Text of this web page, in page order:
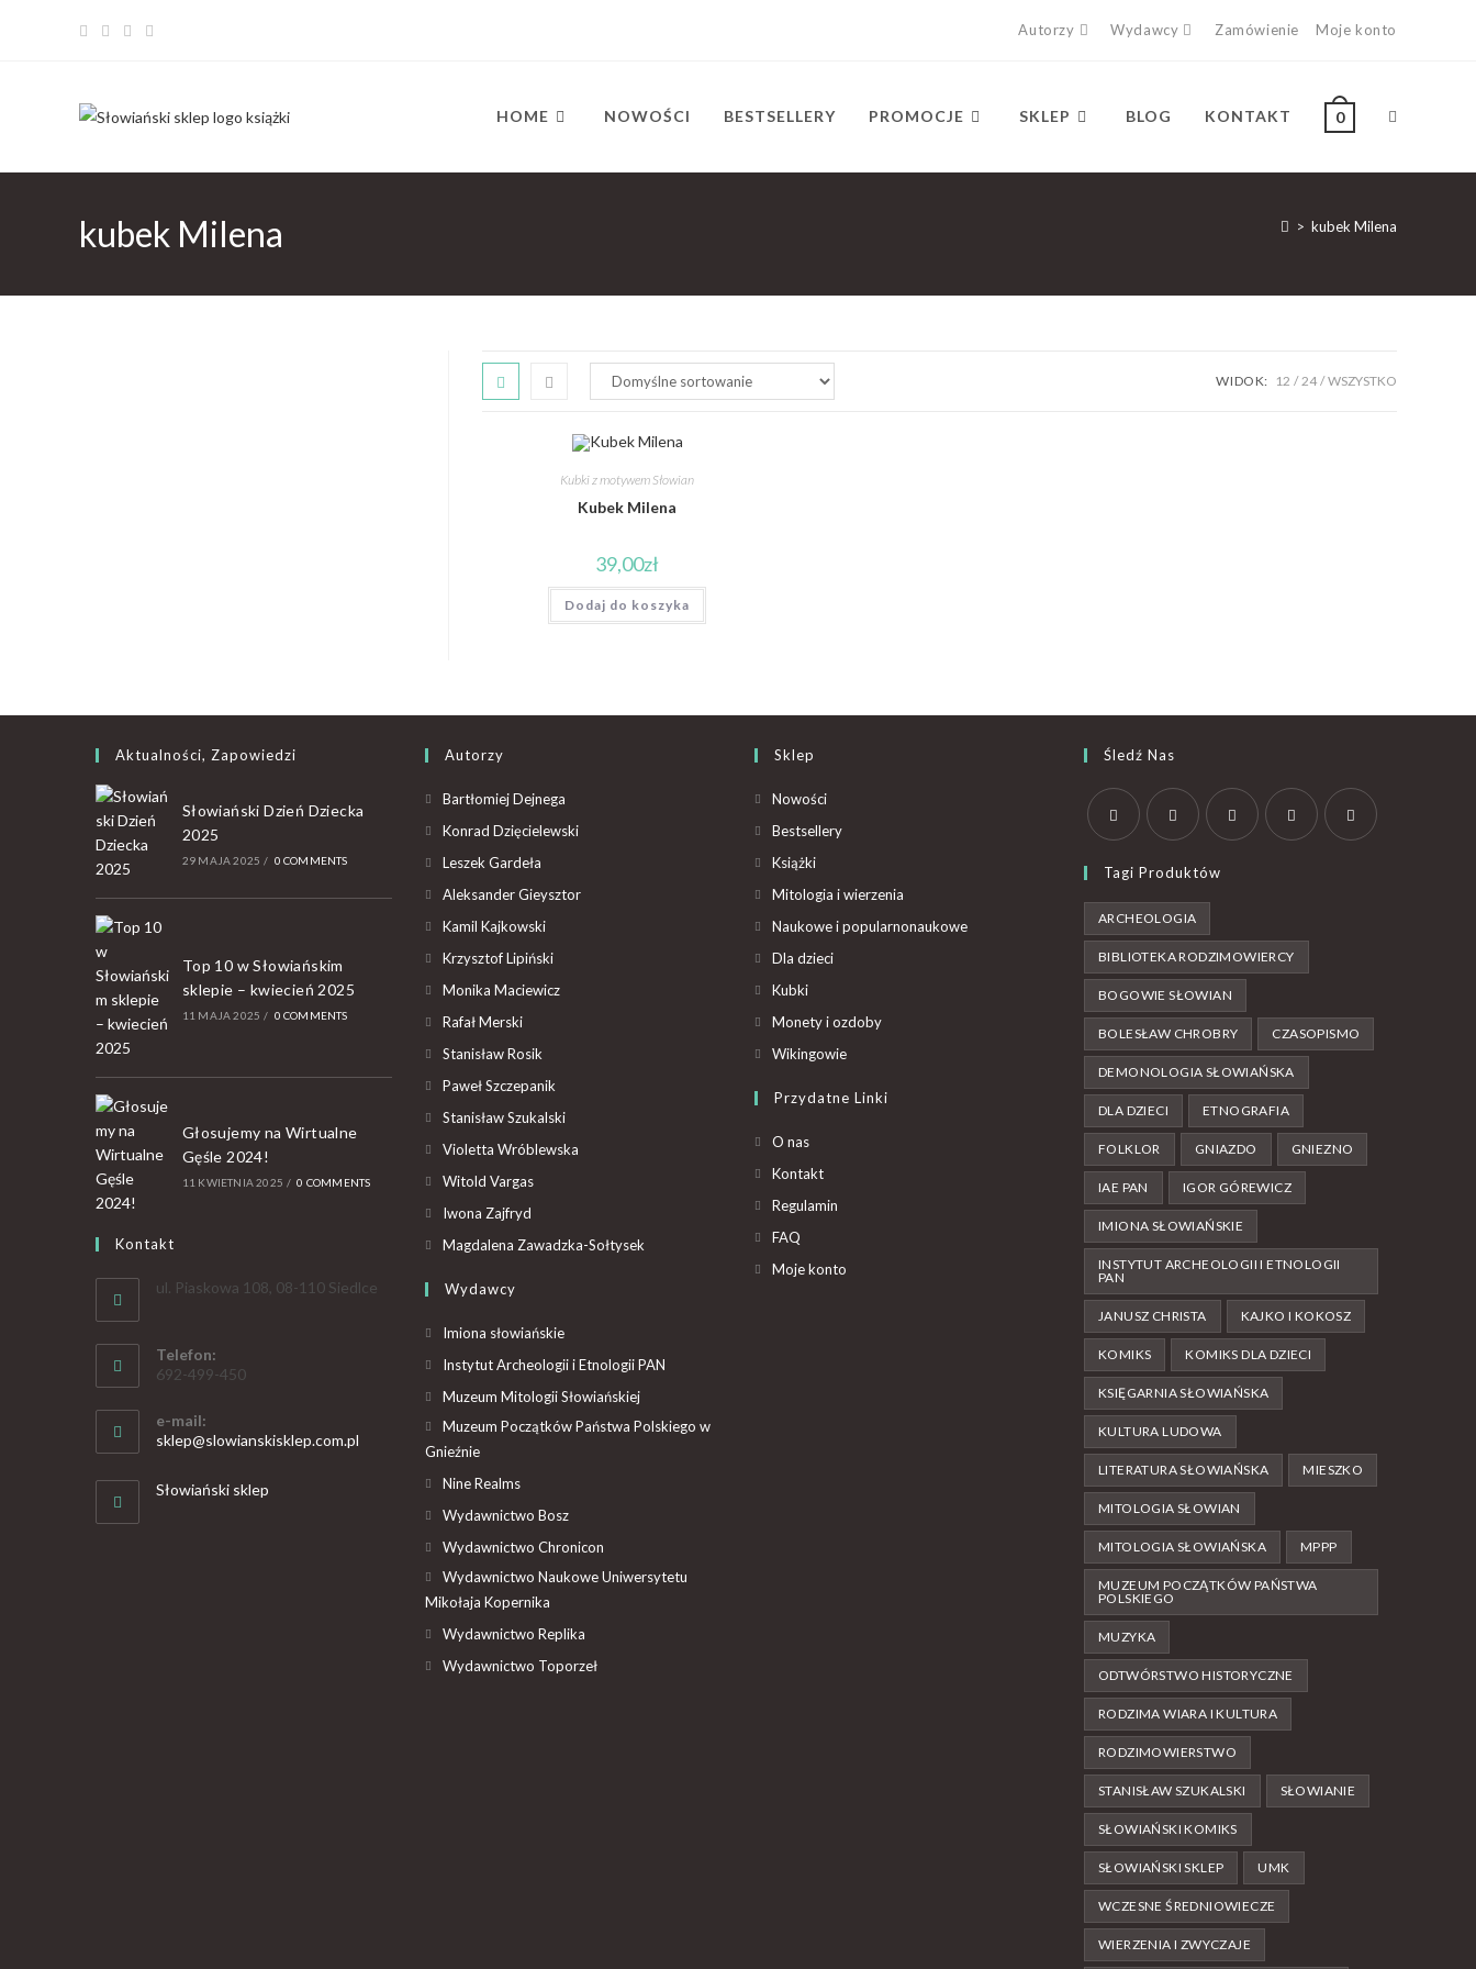
Autorzy Wydawcy Zamówienie Moje konto
HOME NOWOŚCI BESTSELLERY PROMOCJE SKLEP BLOG KONTAKT 0
kubek Milena > kubek Milena
WIDOK: 12 24 WSZYSTKO
Kubki z motywem Słowian
Kubek Milena
39,00zł
Dodaj do koszyka
Aktualności, Zapowiedzi
Słowiański Dzień Dziecka
2025
29 MAJA 2025 / 0 COMMENTS
Top 10 w Słowiańskim
sklepie – kwiecień 2025
11 MAJA 2025 / 0 COMMENTS
Głosujemy na Wirtualne
Gęśle 2024!
11 KWIETNIA 2025 / 0 COMMENTS
Kontakt
ul. Piaskowa 108, 08-110 Siedlce
Telefon:
692-499-450
e-mail:
sklep@slowianskisklep.com.pl
Słowiański sklep
Autorzy
Bartłomiej Dejnega
Konrad Dzięcielewski
Leszek Gardeła
Aleksander Gieysztor
Kamil Kajkowski
Krzysztof Lipiński
Monika Maciewicz
Rafał Merski
Stanisław Rosik
Paweł Szczepanik
Stanisław Szukalski
Violetta Wróblewska
Witold Vargas
Iwona Zajfryd
Magdalena Zawadzka-Sołtysek
Wydawcy
Imiona słowiańskie
Instytut Archeologii i Etnologii PAN
Muzeum Mitologii Słowiańskiej
Muzeum Początków Państwa Polskiego w
Gnieźnie
Nine Realms
Wydawnictwo Bosz
Wydawnictwo Chronicon
Wydawnictwo Naukowe Uniwersytetu
Mikołaja Kopernika
Wydawnictwo Replika
Wydawnictwo Toporzeł
Sklep
Nowości
Bestsellery
Książki
Mitologia i wierzenia
Naukowe i popularnonaukowe
Dla dzieci
Kubki
Monety i ozdoby
Wikingowie
Przydatne Linki
O nas
Kontakt
Regulamin
FAQ
Moje konto
Śledź Nas
Tagi Produktów
ARCHEOLOGIA
BIBLIOTEKA RODZIMOWIERCY
BOGOWIE SŁOWIAN
BOLESŁAW CHROBRY CZASOPISMO
DEMONOLOGIA SŁOWIAŃSKA
DLA DZIECI ETNOGRAFIA
FOLKLOR GNIAZDO GNIEZNO
IAE PAN IGOR GÓREWICZ
IMIONA SŁOWIAŃSKIE
INSTYTUT ARCHEOLOGII I ETNOLOGII
PAN
JANUSZ CHRISTA KAJKO I KOKOSZ
KOMIKS KOMIKS DLA DZIECI
KSIĘGARNIA SŁOWIAŃSKA
KULTURA LUDOWA
LITERATURA SŁOWIAŃSKA MIESZKO
MITOLOGIA SŁOWIAN
MITOLOGIA SŁOWIAŃSKA MPPP
MUZEUM POCZĄTKÓW PAŃSTWA
POLSKIEGO
MUZYKA
ODTWÓRSTWO HISTORYCZNE
RODZIMA WIARA I KULTURA
RODZIMOWIERSTWO
STANISŁAW SZUKALSKI SŁOWIANIE
SŁOWIAŃSKI KOMIKS
SŁOWIAŃSKI SKLEP UMK
WCZESNE ŚREDNIOWIECZE
WIERZENIA I ZWYCZAJE